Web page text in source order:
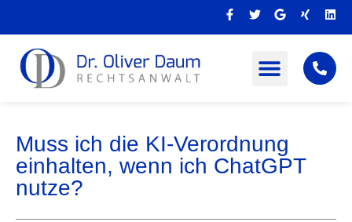
F
c
T
i
e
G
o
l
e
X
n
L
n
e
d
i
Muss ich die KI-Verordnung
einhalten, wenn ich ChatGPT
nutze?